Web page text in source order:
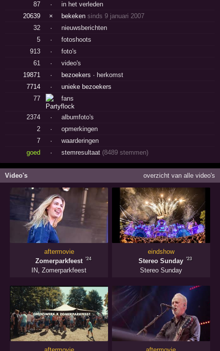
87
·
in het verleden
20639
× bekekensinds 9 januari 2007
32
·
nieuwsberichten
5
·
fotoshoots
913
·
foto's
61
·
video's
19871
· bezoekers · herkomst
7714
·
unieke bezoekers
77
fans
2374 ·
albumfoto's
2
·
opmerkingen
7
·
waarderingen
goed
· stemresultaat (8489 stemmen)
Video's overzicht van alle video's
aftermovie
Zomerparkfeest
'24
IN ,Zomerparkfeest
eindshow
Stereo Sunday
'23
Stereo Sunday